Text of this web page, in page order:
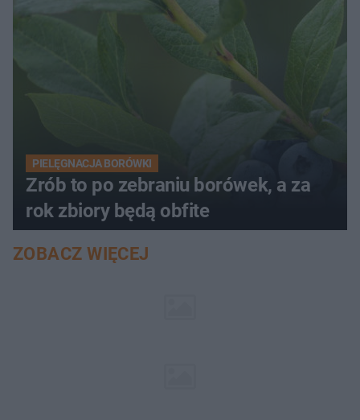
PIELĘGNACJA BORÓWKI
Zrób to po zebraniu borówek, a za
rok zbiory będą obfite
ZOBACZ WIĘCEJ